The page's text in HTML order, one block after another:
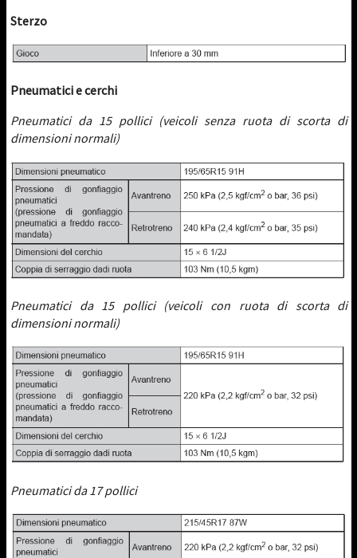
Sterzo
Pneumatici e cerchi
Pneumatici da 15 pollici (veicoli senza ruota di scorta di
dimensioni normali)
Pneumatici da 15 pollici (veicoli con ruota di scorta di
dimensioni normali)
Pneumatici da 17 pollici